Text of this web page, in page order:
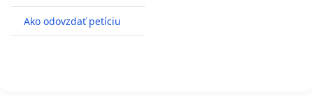
Ako odovzdať petíciu